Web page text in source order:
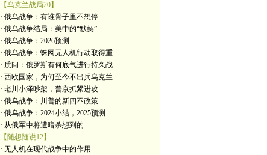
【乌克兰战局20】
· 俄乌战争：有谁骨子里不想停
· 俄乌战争结局：美中的“默契”
· 俄乌战争：2026预测
· 俄乌战争：蛛网无人机行动取得重
· 质问：俄罗斯有何底气进行持久战
· 西欧国家，为何至今不出兵乌克兰
· 老川小泽吵架，普京抓紧进攻
· 俄乌战争：川普的新四不政策
· 俄乌战争：2024小结，2025预测
· 从俄军中将遭暗杀想到的
【随想随说12】
· 无人机在现代战争中的作用